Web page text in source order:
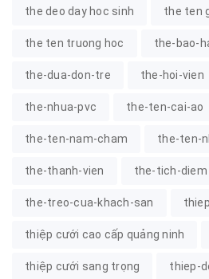
the deo day hoc sinh the ten
the ten truong hoc the-bao-
the-dua-don-tre the-hoi-vien
the-nhua-pvc the-ten-cai-ao
the-ten-nam-cham the-ten-
the-thanh-vien the-tich-diem
the-treo-cua-khach-san
thiệp cưới cao cấp quảng ninh
thiệp cưới sang trọng thiep-